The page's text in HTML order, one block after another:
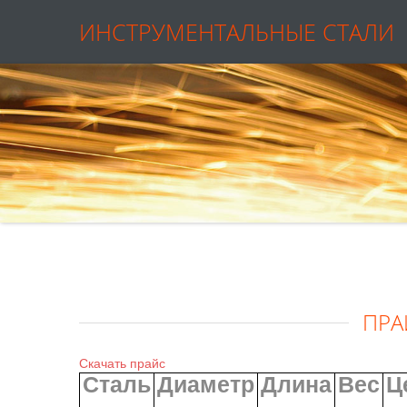
ИНСТРУМЕНТАЛЬНЫЕ СТАЛИ
Скачать прайс
Сталь Диаметр Длина Вес